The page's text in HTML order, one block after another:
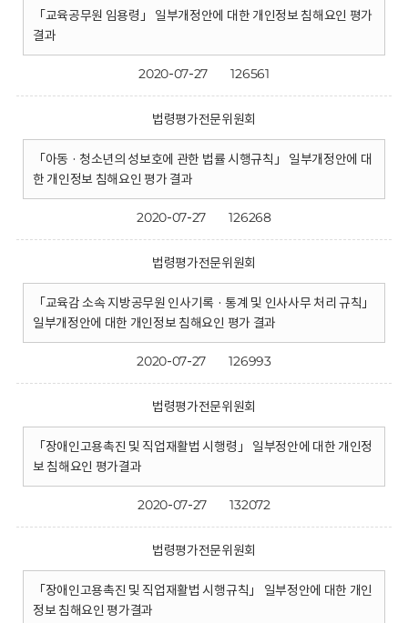
「교육공무원 임용령」 일부개정안에 대한 개인정보 침해요인 평가
결과
2020-07-27 126561
법령평가전문위원회
「아동 · 청소년의 성보호에 관한 법률 시행규칙」 일부개정안에 대
한 개인정보 침해요인 평가 결과
2020-07-27 126268
법령평가전문위원회
「교육감 소속 지방공무원 인사기록 · 통계 및 인사사무 처리 규칙」
일부개정안에 대한 개인정보 침해요인 평가 결과
2020-07-27 126993
법령평가전문위원회
「장애인고용촉진 및 직업재활법 시행령」 일부정안에 대한 개인정
보 침해요인 평가결과
2020-07-27 132072
법령평가전문위원회
「장애인고용촉진 및 직업재활법 시행규칙」 일부정안에 대한 개인
정보 침해요인 평가결과